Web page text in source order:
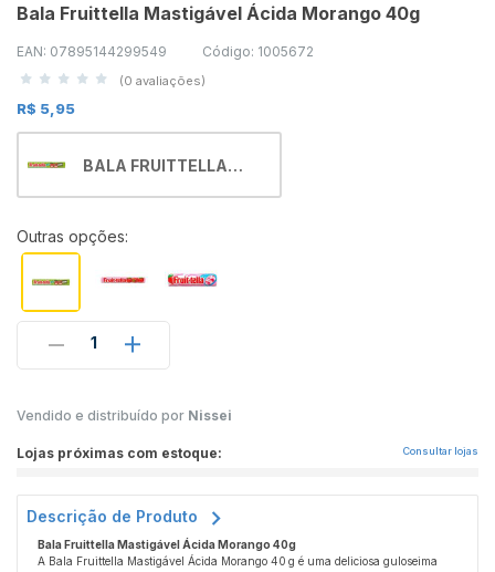
Bala Fruittella Mastigável Ácida Morango 40g
EAN: 07895144299549 Código: 1005672
(0 avaliações)
R$ 5,95
BALA FRUITTELLA
MORANGO 40GR
Outras opções:
1
Vendido e distribuído por Nissei
Lojas próximas com estoque: Consultar lojas
Descrição de Produto
Bala Fruittella Mastigável Ácida Morango 40g
A Bala Fruittella Mastigável Ácida Morango 40 g é uma deliciosa guloseima